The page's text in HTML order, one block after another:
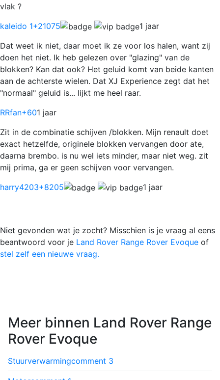
vlak ?
kaleido 1+21075
1 jaar
Dat weet ik niet, daar moet ik ze voor los halen, want zij
doen het niet. Ik heb gelezen over "glazing" van de
blokken? Kan dat ook? Het geluid komt van beide kanten
aan de achterste wielen. Dat XJ Experience zegt dat het
"normaal" geluid is... lijkt me heel raar.
RRfan+601 jaar
Zit in de combinatie schijven /blokken. Mijn renault doet
exact hetzelfde, originele blokken vervangen door ate,
daarna brembo. is nu wel iets minder, maar niet weg. zit
mij prima, ga er geen schijven voor vervangen.
harry4203+8205 1 jaar
Niet gevonden wat je zocht? Misschien is je vraag al eens
beantwoord voor je Land Rover Range Rover Evoque of
stel zelf een nieuwe vraag.
Meer binnen Land Rover Range
Rover Evoque
Stuurverwarmingcomment 3